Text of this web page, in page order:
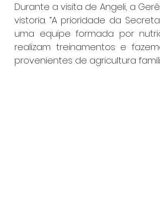
Durante a visita de Angeli, a
vistoria. “A prioridade da
uma equipe formada por
realizam treinamentos e
provenientes de agricultura